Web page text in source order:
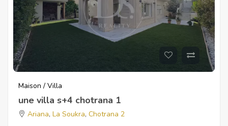
Maison / Villa
une villa s+4 chotrana 1
Ariana, La Soukra, Chotrana 2